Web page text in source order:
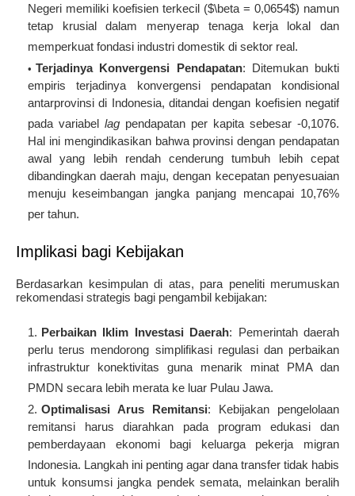
Negeri memiliki koefisien terkecil ($\beta = 0,0654$) namun
tetap krusial dalam menyerap tenaga kerja lokal dan
memperkuat fondasi industri domestik di sektor real.
Terjadinya Konvergensi Pendapatan: Ditemukan bukti
empiris terjadinya konvergensi pendapatan kondisional
antarprovinsi di Indonesia, ditandai dengan koefisien negatif
pada variabel lag pendapatan per kapita sebesar -0,1076.
Hal ini mengindikasikan bahwa provinsi dengan pendapatan
awal yang lebih rendah cenderung tumbuh lebih cepat
dibandingkan daerah maju, dengan kecepatan penyesuaian
menuju keseimbangan jangka panjang mencapai 10,76%
per tahun.
Implikasi bagi Kebijakan
Berdasarkan kesimpulan di atas, para peneliti merumuskan
rekomendasi strategis bagi pengambil kebijakan:
Perbaikan Iklim Investasi Daerah: Pemerintah daerah
perlu terus mendorong simplifikasi regulasi dan perbaikan
infrastruktur konektivitas guna menarik minat PMA dan
PMDN secara lebih merata ke luar Pulau Jawa.
Optimalisasi Arus Remitansi: Kebijakan pengelolaan
remitansi harus diarahkan pada program edukasi dan
pemberdayaan ekonomi bagi keluarga pekerja migran
Indonesia. Langkah ini penting agar dana transfer tidak habis
untuk konsumsi jangka pendek semata, melainkan beralih